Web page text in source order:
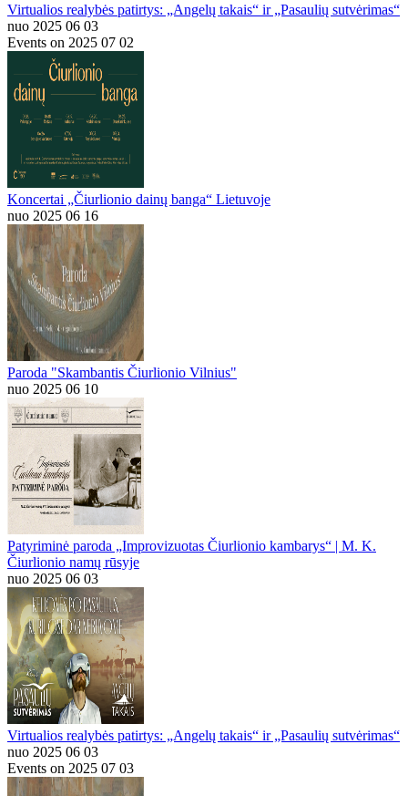
Virtualios realybės patirtys: „Angelų takais“ ir „Pasaulių sutvėrimas“
nuo 2025 06 03
Events on 2025 07 02
Koncertai „Čiurlionio dainų banga“ Lietuvoje
nuo 2025 06 16
Paroda "Skambantis Čiurlionio Vilnius"
nuo 2025 06 10
Patyriminė paroda „Improvizuotas Čiurlionio kambarys“ | M. K.
Čiurlionio namų rūsyje
nuo 2025 06 03
Virtualios realybės patirtys: „Angelų takais“ ir „Pasaulių sutvėrimas“
nuo 2025 06 03
Events on 2025 07 03